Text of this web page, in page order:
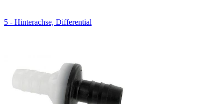
5 - Hinterachse, Differential